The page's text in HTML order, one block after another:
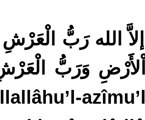
إلاَّ الله رَبُّ
وَرَبُّ